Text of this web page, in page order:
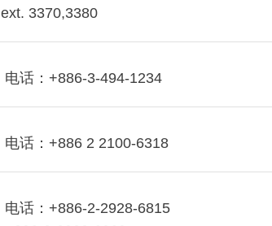
ext. 3370,3380
电话：+886-3-494-1234
电话：+886 2 2100-6318
电话：+886-2-2928-6815